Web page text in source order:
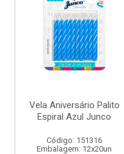
Vela Aniversário Palito
Espiral Azul Junco
Código: 151316
Embalagem: 12x20un